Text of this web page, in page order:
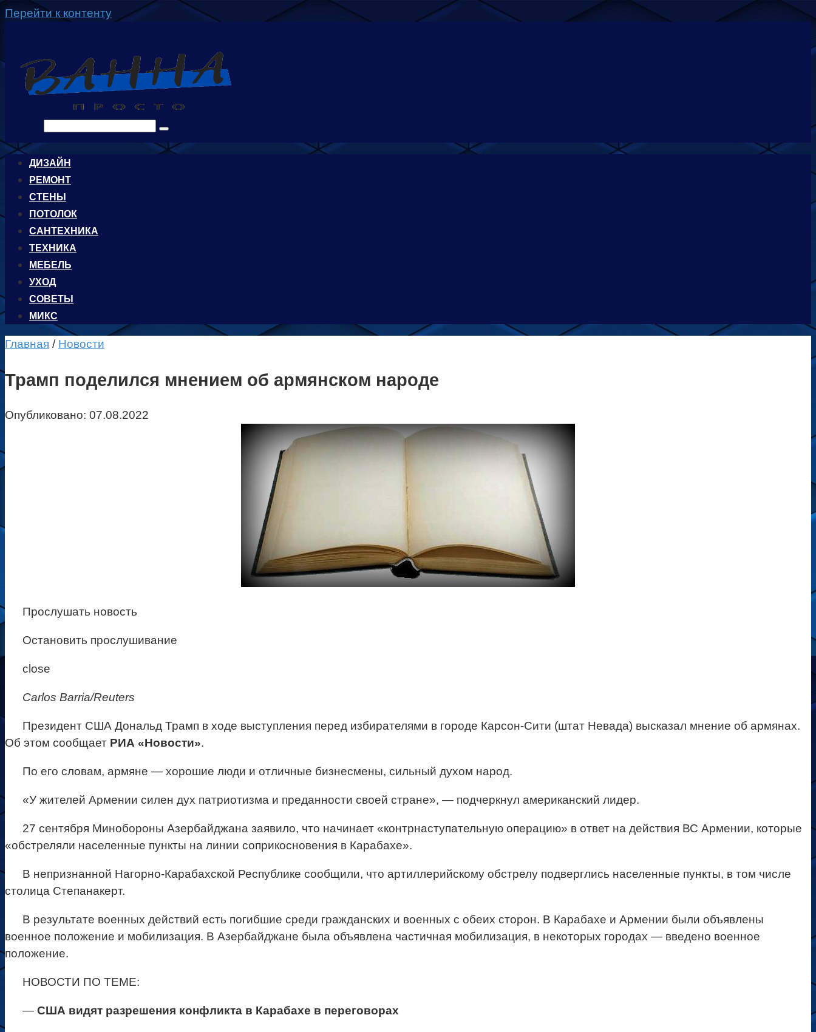
Перейти к контенту
ДИЗАЙН
РЕМОНТ
СТЕНЫ
ПОТОЛОК
САНТЕХНИКА
ТЕХНИКА
МЕБЕЛЬ
УХОД
CОВЕТЫ
МИКС
Главная / Новости
Трамп поделился мнением об армянском народе
Опубликовано: 07.08.2022
Прослушать новость
Остановить прослушивание
close
Carlos Barria/Reuters
Президент США Дональд Трамп в ходе выступления перед избирателями в городе Карсон-Сити (штат Невада) высказал мнение об армянах.
Об этом сообщает РИА «Новости».
По его словам, армяне — хорошие люди и отличные бизнесмены, сильный духом народ.
«У жителей Армении силен дух патриотизма и преданности своей стране», — подчеркнул американский лидер.
27 сентября Минобороны Азербайджана заявило, что начинает «контрнаступательную операцию» в ответ на действия ВС Армении, которые
«обстреляли населенные пункты на линии соприкосновения в Карабахе».
В непризнанной Нагорно-Карабахской Республике сообщили, что артиллерийскому обстрелу подверглись населенные пункты, в том числе
столица Степанакерт.
В результате военных действий есть погибшие среди гражданских и военных с обеих сторон. В Карабахе и Армении были объявлены
военное положение и мобилизация. В Азербайджане была объявлена частичная мобилизация, в некоторых городах — введено военное
положение.
НОВОСТИ ПО ТЕМЕ:
— США видят разрешения конфликта в Карабахе в переговорах